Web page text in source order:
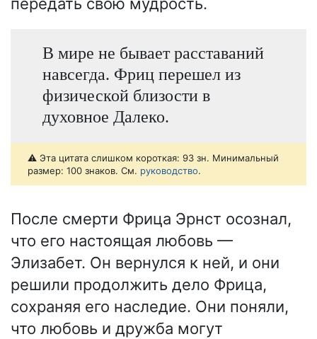
В мире не бывает расставаний
навсегда. Фриц перешел из
физической близости в
духовное Далеко.
⚠️ Эта цитата слишком короткая: 93 зн. Минимальный
размер: 100 знаков. См. руководство.
После смерти Фрица Эрнст осознал,
что его настоящая любовь —
Элизабет. Он вернулся к ней, и они
решили продолжить дело Фрица,
сохраняя его наследие. Они поняли,
что любовь и дружба могут